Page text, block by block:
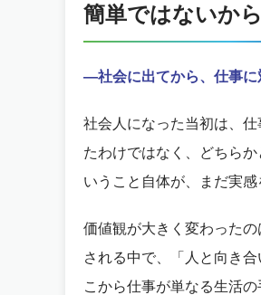
簡単ではないか
―社会に出てから、仕事に
社会人になった当初は、
たわけではなく、どちら
いうこと自体が、まだ実
価値観が大きく変わった
される中で、「人と向き
こから仕事が単なる生活